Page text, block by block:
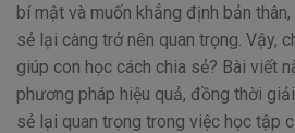
bí mật và muốn khẳng định bản
sẻ lại càng trở nên quan trọng. Vậy,
giúp con học cách chia sẻ? Bài viết
phương pháp hiệu quả, đồng thời
sẻ lại quan trọng trong việc học tập